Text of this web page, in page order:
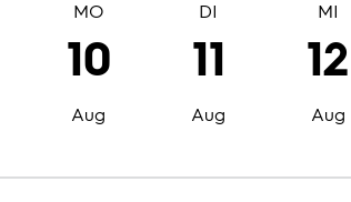
10
Aug
MO
11
Aug
DI
12
Aug
MI